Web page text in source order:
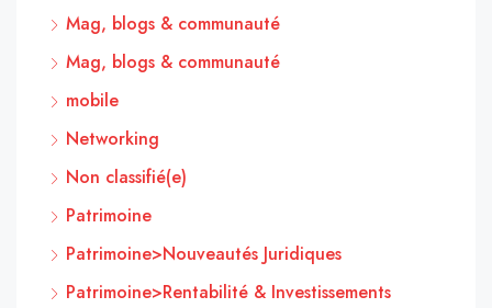
Mag, blogs & communauté
Mag, blogs & communauté
mobile
Networking
Non classifié(e)
Patrimoine
Patrimoine>Nouveautés Juridiques
Patrimoine>Rentabilité & Investissements